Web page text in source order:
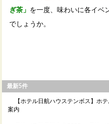
ぎ茶」 を一度、味わいに各イベ
でしょうか。
最新5件
【ホテル日航ハウステンボス】ホ
案内